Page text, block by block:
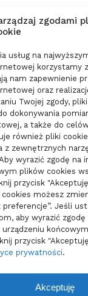
zgodami
usług na
korzystamy
nam zapewnienie
oraz
Twojej zgody,
dokonywania
a także do
również pliki
z zewnętrznych
wyrazić zgodę na
plików cookies
przycisk
możesz
preferencje”. Jeśli
aby wyrazić
urządzeniu
przycisk
prywatności.
Akceptuję
Zmiana biura
dokumenty i
Parkiet do
wnętrza: jak
świadomie
10/06/2026